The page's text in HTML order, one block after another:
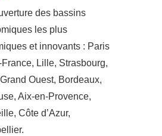
des bassins
les plus
et innovants : Paris
France, Lille, Strasbourg,
Ouest, Bordeaux,
Aix-en-Provence,
Côte d’Azur,